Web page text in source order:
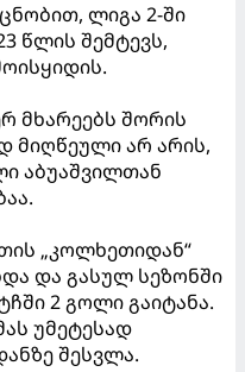
ლიგა 2-ში
წლის შემტევს,
მხარეებს შორის
მიღწეული არ არის,
აბუაშვილთან
„კოლხეთიდან“
და გასულ სეზონში
2 გოლი გაიტანა.
უმეტესად
შესვლა.